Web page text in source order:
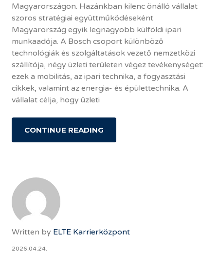
Magyarországon. Hazánkban kilenc önálló vállalat
szoros stratégiai együttműködéseként
Magyarország egyik legnagyobb külföldi ipari
munkaadója. A Bosch csoport különböző
technológiák és szolgáltatások vezető nemzetközi
szállítója, négy üzleti területen végez tevékenységet:
ezek a mobilitás, az ipari technika, a fogyasztási
cikkek, valamint az energia- és épülettechnika. A
vállalat célja, hogy üzleti
CONTINUE READING
Written by ELTE Karrierközpont
2026.04.24.